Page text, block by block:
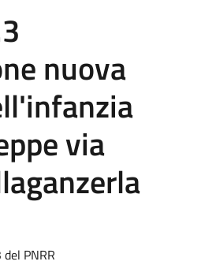
nuova
via
PNRR